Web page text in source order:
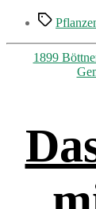
1899